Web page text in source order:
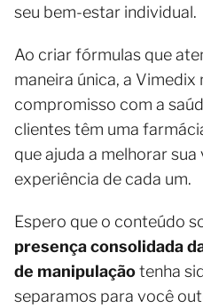
seu bem-estar individual.
Ao criar fórmulas que
maneira única, a Vimedix
compromisso com a
clientes têm uma
que ajuda a melhorar sua
experiência de cada um.
Espero que o conteúdo
presença consolidada
de manipulaçãotenha
separamos para você